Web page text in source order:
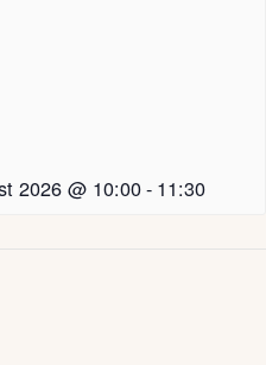
2026 @ 10:00- 11:30